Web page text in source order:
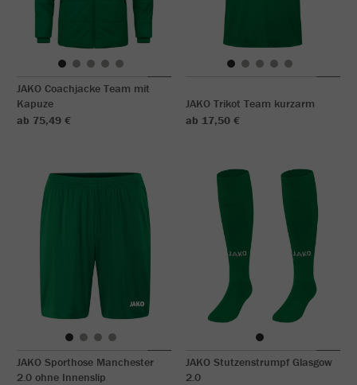
JAKO Coachjacke Team mit
Kapuze
ab 75,49 €
JAKO Trikot Team kurzarm
ab 17,50 €
JAKO Sporthose Manchester
2.0 ohne Innenslip
JAKO Stutzenstrumpf Glasgow
2.0